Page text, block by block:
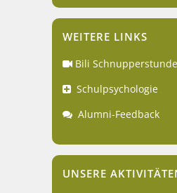
WEITERE LINKS
Bili Schnupperstunde
Schulpsychologie
Alumni-Feedback
UNSERE